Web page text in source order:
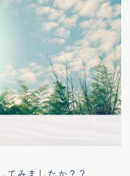
てみましたか？？